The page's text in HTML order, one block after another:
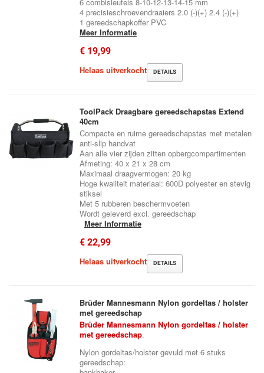
4 precisieschroevendraaiers 2.0 (-)(+) 2.4 (-)(+)
1 gereedschapkoffer PVC
Meer Informatie
€ 19,99
Helaas uitverkocht
DETAILS
ToolPack Draagbare gereedschapstas Extend
40cm
Compacte en ruime gereedschapstas met metalen
anti-slip handvat
Aan alle vier zijden zitten opbergcompartimenten
Afmeting: 40 x 21 x 28 cm
Maximaal draagvermogen: 20 kg
Hoge kwaliteit materiaal: 600D polyester en stevig
stiksel
Met 5 rubberen beschermvoeten
Wordt geleverd excl. gereedschap
Meer Informatie
€ 22,99
Helaas uitverkocht
DETAILS
Brüder Mannesmann Nylon gordeltas / holster
met gereedschap
Brüder Mannesmann Nylon gordeltas / holster
met gereedschap.
Nylon gordeltas/holster gevuld met 6 stuks
gereedschap: